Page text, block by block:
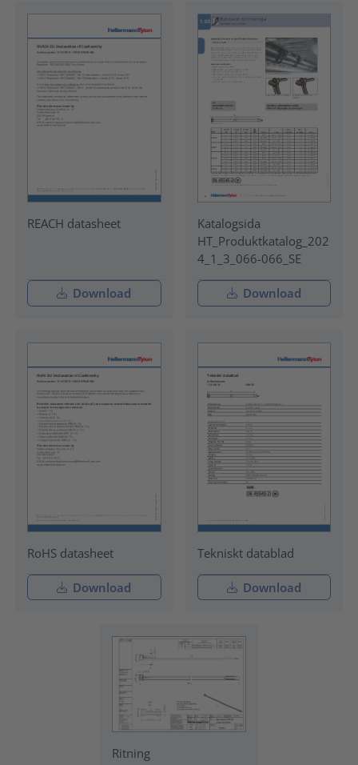
REACH datasheet
Download
Katalogsida
HT_Produktkatalog_202
4_1_3_066-066_SE
Download
RoHS datasheet
Download
Tekniskt datablad
Download
Ritning